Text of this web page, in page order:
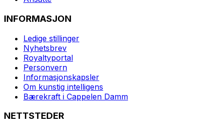
INFORMASJON
Ledige stillinger
Nyhetsbrev
Royaltyportal
Personvern
Informasjonskapsler
Om kunstig intelligens
Bærekraft i Cappelen Damm
NETTSTEDER